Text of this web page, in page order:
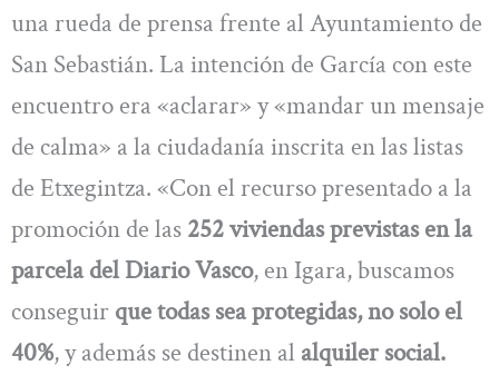
una rueda de prensa frente al Ayuntamiento de
San Sebastián. La intención de García con este
encuentro era «aclarar» y «mandar un mensaje
de calma» a la ciudadanía inscrita en las listas
de Etxegintza. «Con el recurso presentado a la
promoción de las 252 viviendas previstas en la
parcela del Diario Vasco, en Igara, buscamos
conseguir que todas sea protegidas, no solo el
40%, y además se destinen al alquiler social.